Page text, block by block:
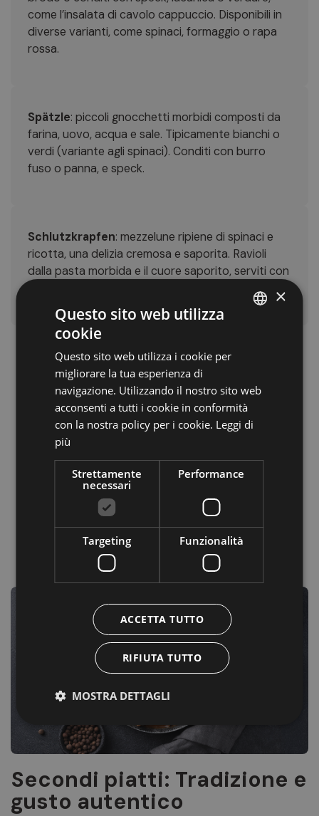
come l’insalata di cavolo cappuccio. Disponibili in
diverse varianti, come spinaci, formaggio o rapa
rossa.
Spätzle: piccoli gnocchetti morbidi composti da
farina, uovo, acqua e sale. Tipicamente bianchi o
verdi (variante agli spinaci). Conditi con burro
fuso o panna, e speck.
Schlutzkrapfen: mezzelune ripiene di spinaci e
ricotta, una delizia cremosa e saporita. Ravioli
dalla pasta morbida e il cuore saporito, serviti con
Secondi piatti: Tradizione e
gusto autentico
×
Questo sito web utilizza
cookie
Questo sito web utilizza i cookie per
migliorare la tua esperienza di
navigazione. Utilizzando il nostro sito web
acconsenti a tutti i cookie in conformità
con la nostra policy per i cookie. Leggi di
più
Strettamente
necessari
Performance
Targeting Funzionalità
ACCETTA TUTTO
RIFIUTA TUTTO
MOSTRA DETTAGLI